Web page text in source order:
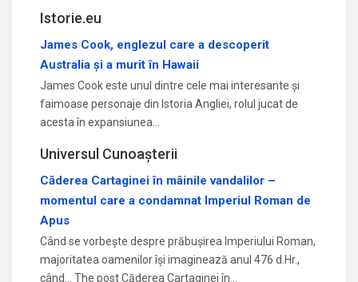
Istorie.eu
James Cook, englezul care a descoperit
Australia și a murit în Hawaii
James Cook este unul dintre cele mai interesante și
faimoase personaje din Istoria Angliei, rolul jucat de
acesta în expansiunea…
Universul Cunoașterii
Căderea Cartaginei în mâinile vandalilor –
momentul care a condamnat Imperiul Roman de
Apus
Când se vorbește despre prăbușirea Imperiului Roman,
majoritatea oamenilor își imaginează anul 476 d.Hr.,
când... The post Căderea Cartaginei în…